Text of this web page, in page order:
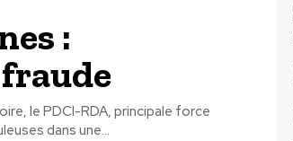
:
le PDCI-RDA, principale force
dans une...